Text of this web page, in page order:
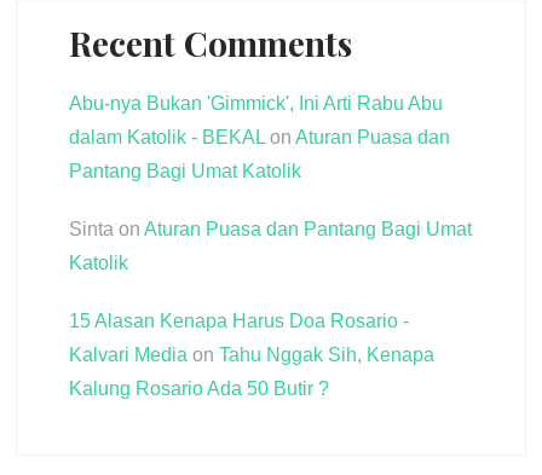
Recent Comments
Abu-nya Bukan 'Gimmick', Ini Arti Rabu Abu
dalam Katolik - BEKALon Aturan Puasa dan
Pantang Bagi Umat Katolik
Sinta on Aturan Puasa dan Pantang Bagi Umat
Katolik
15 Alasan Kenapa Harus Doa Rosario -
Kalvari Media on Tahu Nggak Sih, Kenapa
Kalung Rosario Ada 50 Butir ?